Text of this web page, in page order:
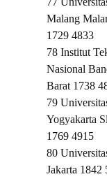
Malang
1729 4833
78 Institut
Nasional
Barat 1738
79
Yogyakarta
1769 4915
80
Jakarta 1842